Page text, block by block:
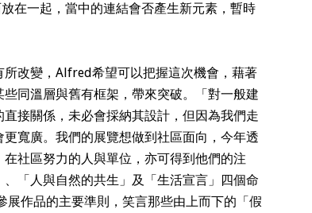
在一起，當中的連結會否產生新元素，暫時
改變，Alfred希望可以把握這次機會，藉著
同溫層與舊有框架，帶來突破。「對一般建
接關係，未必會採納其設計，但因為我們走
寬廣。我們的展覽想做到社區面向，今年透
社區努力的人與單位，亦可得到他們的注
「人與自然的共生」及「生活宣言」四個命
作品的主要準則，笑言那些由上而下的「假